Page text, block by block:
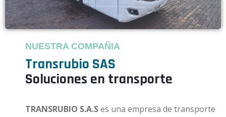
NUESTRA COMPAÑIA
Transrubio SAS
Soluciones en transporte
TRANSRUBIO S.A.Ses una empresa de transporte